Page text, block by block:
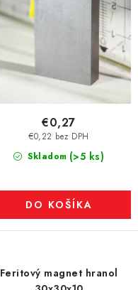
Skladom (>5 ks)
€0,22 bez DPH
€0,27
DO KOŠÍKA
Feritový magnet hranol